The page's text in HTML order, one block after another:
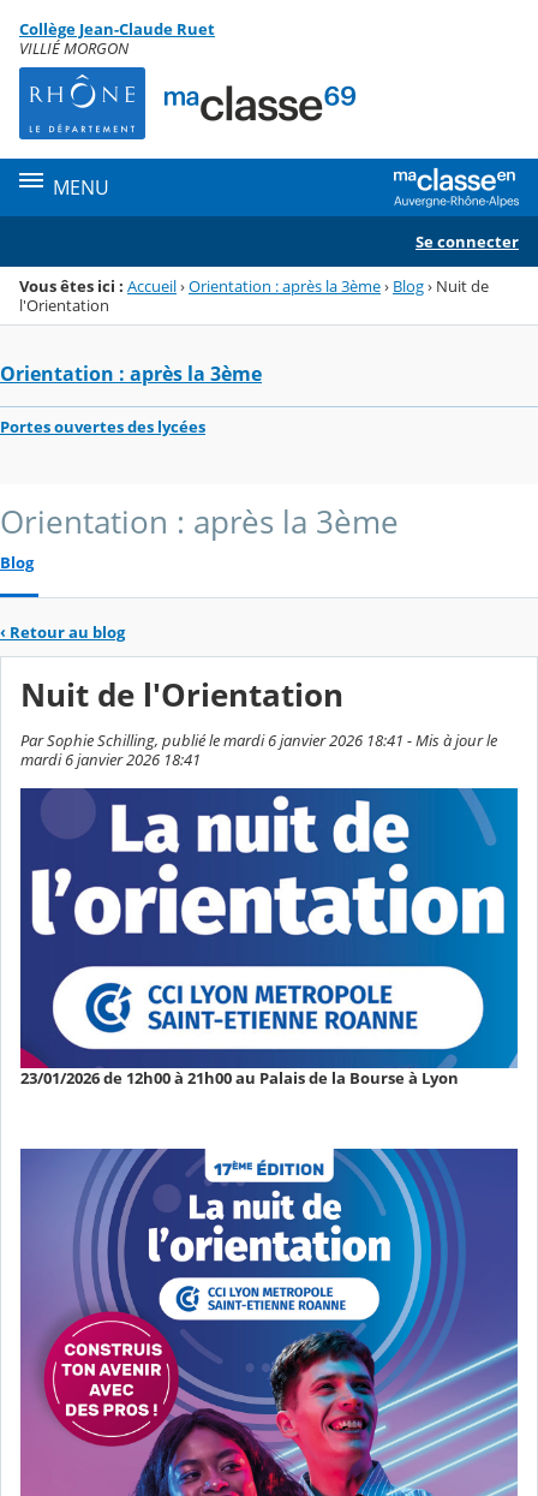
Menu de la rubrique
Contenu
Collège Jean-Claude Ruet
VILLIÉ MORGON
MENU
Se connecter
Vous êtes ici : Accueil›Orientation : après la 3ème› Blog› Nuit de
l'Orientation
Orientation : après la 3ème
Portes ouvertes des lycées
Orientation : après la 3ème
Blog
‹ Retour au blog
Nuit de l'Orientation
Par Sophie Schilling, publié le mardi 6 janvier 2026 18:41 - Mis à jour le
mardi 6 janvier 2026 18:41
23/01/2026 de 12h00 à 21h00 au Palais de la Bourse à Lyon